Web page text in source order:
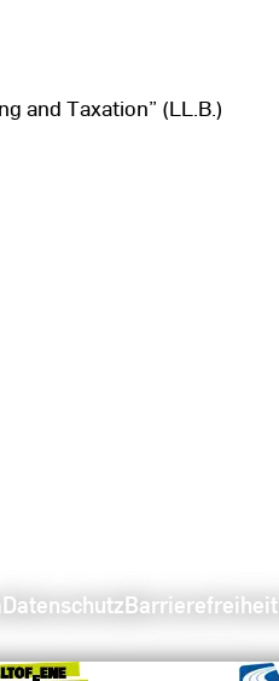
and Taxation” (LL.B.)
DatenschutzBarrierefreiheit